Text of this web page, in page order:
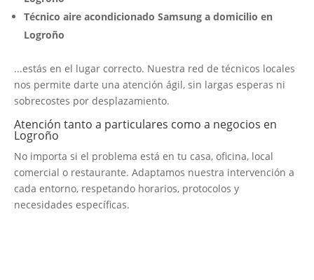
Técnico aire acondicionado Samsung a domicilio en
Logroño
...estás en el lugar correcto. Nuestra red de técnicos locales
nos permite darte una atención ágil, sin largas esperas ni
sobrecostes por desplazamiento.
Atención tanto a particulares como a negocios en
Logroño
No importa si el problema está en tu casa, oficina, local
comercial o restaurante. Adaptamos nuestra intervención a
cada entorno, respetando horarios, protocolos y
necesidades específicas.